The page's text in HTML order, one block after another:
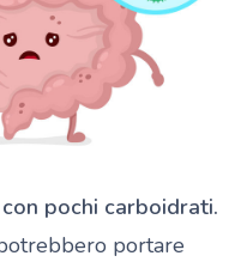
pochi carboidrati.
portare